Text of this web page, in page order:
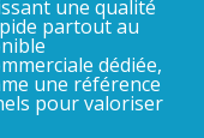
une qualité
partout au
dédiée,
une référence
pour valoriser